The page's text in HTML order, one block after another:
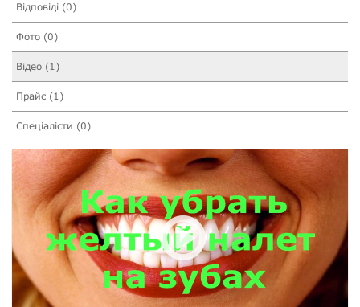
Відповіді (0)
Фото (0)
Відео (1)
Прайс (1)
Спеціалісти (0)